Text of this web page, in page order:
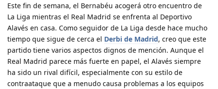
Este fin de semana, el Bernabéu acogerá otro encuentro de
La Liga mientras el Real Madrid se enfrenta al Deportivo
Alavés en casa. Como seguidor de La Liga desde hace mucho
tiempo que sigue de cerca el Derbi de Madrid, creo que este
partido tiene varios aspectos dignos de mención. Aunque el
Real Madrid parece más fuerte en papel, el Alavés siempre
ha sido un rival difícil, especialmente con su estilo de
contraataque que a menudo causa problemas a los equipos